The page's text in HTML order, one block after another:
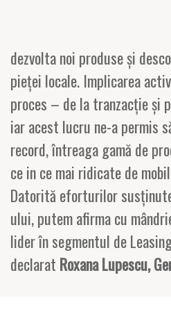
dezvolta noi produse și
pieței locale. Implicarea
proces – de la tranzacție și
iar acest lucru ne-a permis
record, întreaga gamă de
ce in ce mai ridicate de
Datorită eforturilor
ului, putem afirma cu
lider în segmentul de
declarat Roxana Lupescu,